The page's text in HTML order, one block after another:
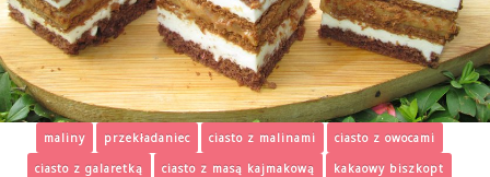
maliny przekładaniec ciasto z malinami
ciasto z owocami
ciasto z galaretką
ciasto z masą kajmakową
kakaowy biszkopt